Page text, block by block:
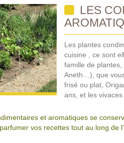
LES
Les plantes
cuisine , ce sont
famille de plantes,
Aneth…), que
frisé ou plat,
ans, et les
et aromatiques se
vos recettes tout au long de